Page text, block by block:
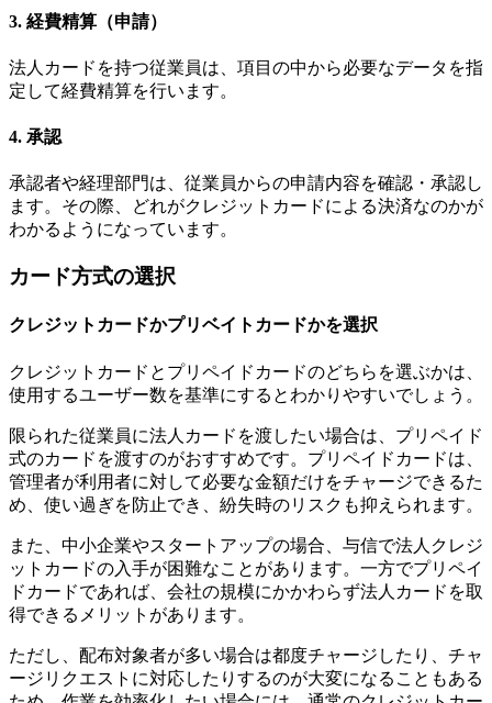
3. 経費精算（申請）
法人カードを持つ従業員は、項目の中から必要なデータを指
定して経費精算を行います。
4. 承認
承認者や経理部門は、従業員からの申請内容を確認・承認し
ます。その際、どれがクレジットカードによる決済なのかが
わかるようになっています。
カード方式の選択
クレジットカードかプリベイトカードかを選択
クレジットカードとプリペイドカードのどちらを選ぶかは、
使用するユーザー数を基準にするとわかりやすいでしょう。
限られた従業員に法人カードを渡したい場合は、プリペイド
式のカードを渡すのがおすすめです。プリペイドカードは、
管理者が利用者に対して必要な金額だけをチャージできるた
め、使い過ぎを防止でき、紛失時のリスクも抑えられます。
また、中小企業やスタートアップの場合、与信で法人クレジ
ットカードの入手が困難なことがあります。一方でプリペイ
ドカードであれば、会社の規模にかかわらず法人カードを取
得できるメリットがあります。
ただし、配布対象者が多い場合は都度チャージしたり、チャ
ージリクエストに対応したりするのが大変になることもある